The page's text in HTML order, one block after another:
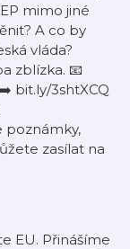
mimo jiné
A co by
vláda?
zblízka. 📧
bit.ly/3shtXCQ
poznámky,
zasílat na
EU. Přinášíme